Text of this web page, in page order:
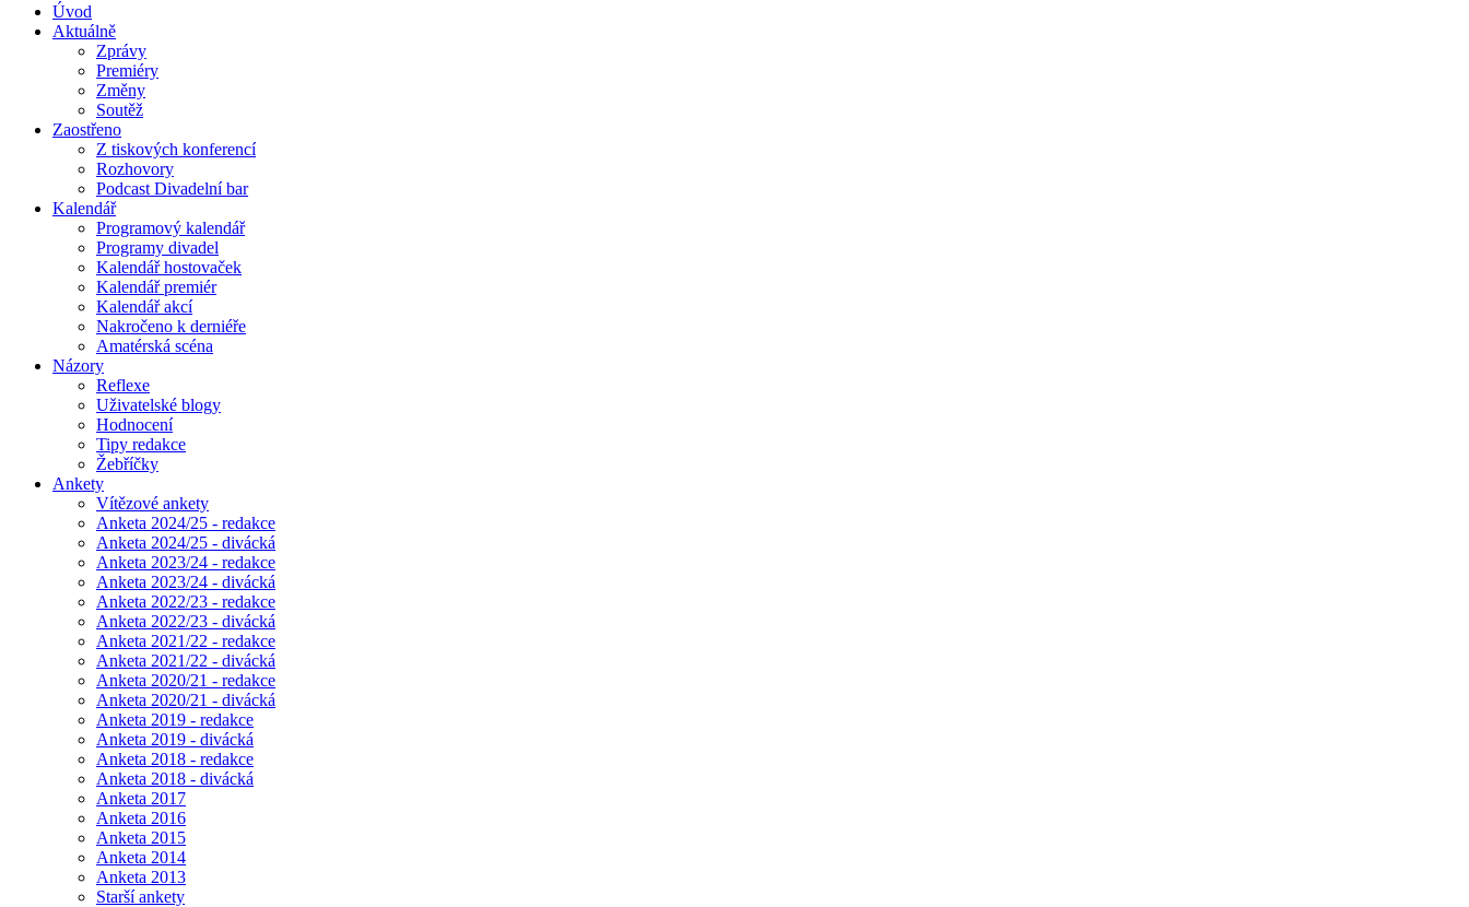
Úvod
Aktuálně
Zprávy
Premiéry
Změny
Soutěž
Zaostřeno
Z tiskových konferencí
Rozhovory
Podcast Divadelní bar
Kalendář
Programový kalendář
Programy divadel
Kalendář hostovaček
Kalendář premiér
Kalendář akcí
Nakročeno k derniéře
Amatérská scéna
Názory
Reflexe
Uživatelské blogy
Hodnocení
Tipy redakce
Žebříčky
Ankety
Vítězové ankety
Anketa 2024/25 - redakce
Anketa 2024/25 - divácká
Anketa 2023/24 - redakce
Anketa 2023/24 - divácká
Anketa 2022/23 - redakce
Anketa 2022/23 - divácká
Anketa 2021/22 - redakce
Anketa 2021/22 - divácká
Anketa 2020/21 - redakce
Anketa 2020/21 - divácká
Anketa 2019 - redakce
Anketa 2019 - divácká
Anketa 2018 - redakce
Anketa 2018 - divácká
Anketa 2017
Anketa 2016
Anketa 2015
Anketa 2014
Anketa 2013
Starší ankety